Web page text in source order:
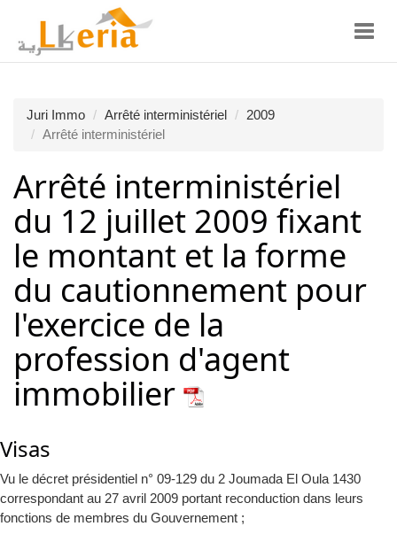
Juri Immo Arrêté interministériel
2009
Arrêté interministériel
Arrêté interministériel
du 12 juillet 2009 fixant
le montant et la forme
du cautionnement pour
l'exercice de la
profession d'agent
immobilier
Visas
Vu le décret présidentiel n° 09-129 du 2 Joumada El Oula 1430
correspondant au 27 avril 2009 portant reconduction dans leurs
fonctions de membres du Gouvernement ;